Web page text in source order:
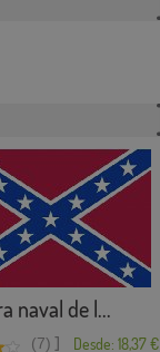
naval de l...
(7) ] Desde: 18,37 €